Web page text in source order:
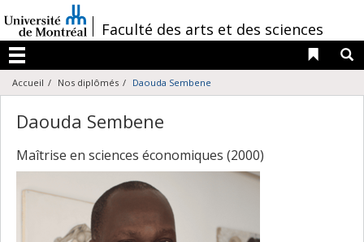
au
contenu
/Faculté des arts et des sciences
Menu
Liens
Accueil Nos diplômés Daouda Sembene
Daouda Sembene
Maîtrise en sciences économiques (2000)